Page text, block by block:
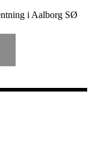
i Aalborg SØ